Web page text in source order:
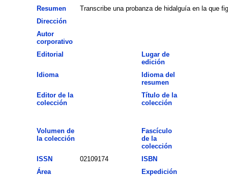
Resumen
Transcribe una probanza de hidalguía en la que
Dirección
Autor
corporativo
Editorial
Lugar de
edición
Idioma
Idioma del
resumen
Editor de la
colección
Título de la
colección
Volumen de
la colección
Fascículo
de la
colección
ISSN
02109174
ISBN
Área
Expedición